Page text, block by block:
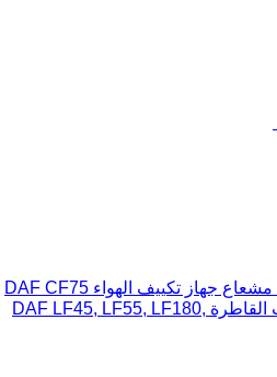
مشعاع جهاز تكييف الهواء DAF CF75
(01.01-) 1744088 لـ السيارات القاطرة DAF LF45, LF55, LF180,